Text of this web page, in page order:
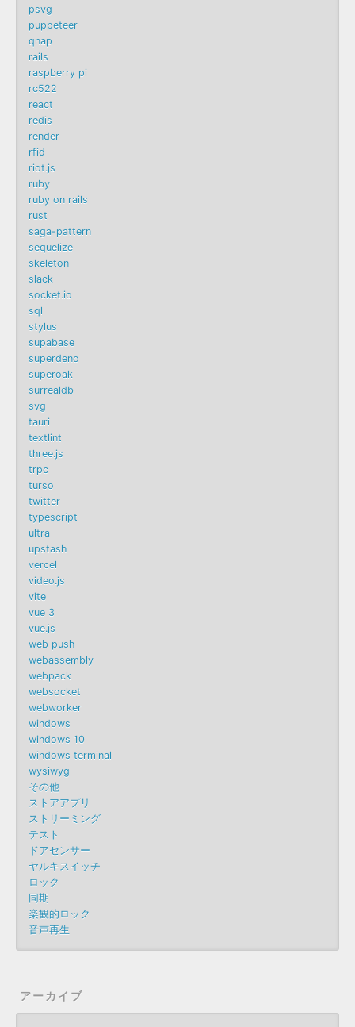
psvg
puppeteer
qnap
rails
raspberry pi
rc522
react
redis
render
rfid
riot.js
ruby
ruby on rails
rust
saga-pattern
sequelize
skeleton
slack
socket.io
sql
stylus
supabase
superdeno
superoak
surrealdb
svg
tauri
textlint
three.js
trpc
turso
twitter
typescript
ultra
upstash
vercel
video.js
vite
vue 3
vue.js
web push
webassembly
webpack
websocket
webworker
windows
windows 10
windows terminal
wysiwyg
その他
ストアアプリ
ストリーミング
テスト
ドアセンサー
ヤルキスイッチ
ロック
同期
楽観的ロック
音声再生
アーカイブ